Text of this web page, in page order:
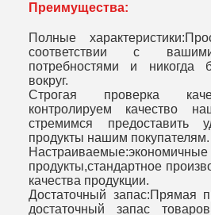
Преимущества:
Полные
соответствии с
потребностями и никогда
вокруг.
Строгая проверка
контролируем качество
стремимся предоставить
продукты нашим покупателям.
Настраиваемые:экономичные
продукты,стандартное
качества продукции.
Достаточный запас:Прямая
достаточный запас